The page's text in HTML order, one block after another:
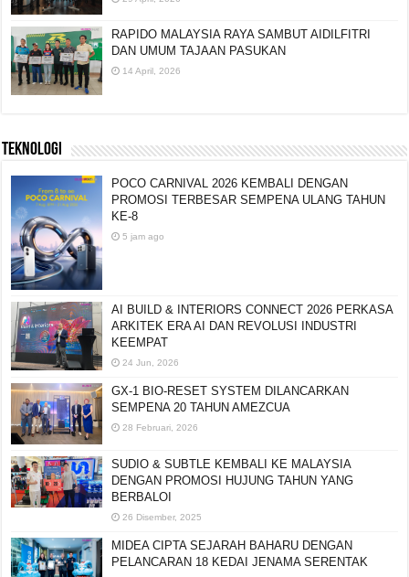
RAPIDO MALAYSIA RAYA SAMBUT AIDILFITRI
DAN UMUM TAJAAN PASUKAN
14 April, 2026
TEKNOLOGI
POCO CARNIVAL 2026 KEMBALI DENGAN
PROMOSI TERBESAR SEMPENA ULANG TAHUN
KE-8
5 jam ago
AI BUILD & INTERIORS CONNECT 2026 PERKASA
ARKITEK ERA AI DAN REVOLUSI INDUSTRI
KEEMPAT
24 Jun, 2026
GX-1 BIO-RESET SYSTEM DILANCARKAN
SEMPENA 20 TAHUN AMEZCUA
28 Februari, 2026
SUDIO & SUBTLE KEMBALI KE MALAYSIA
DENGAN PROMOSI HUJUNG TAHUN YANG
BERBALOI
26 Disember, 2025
MIDEA CIPTA SEJARAH BAHARU DENGAN
PELANCARAN 18 KEDAI JENAMA SERENTAK